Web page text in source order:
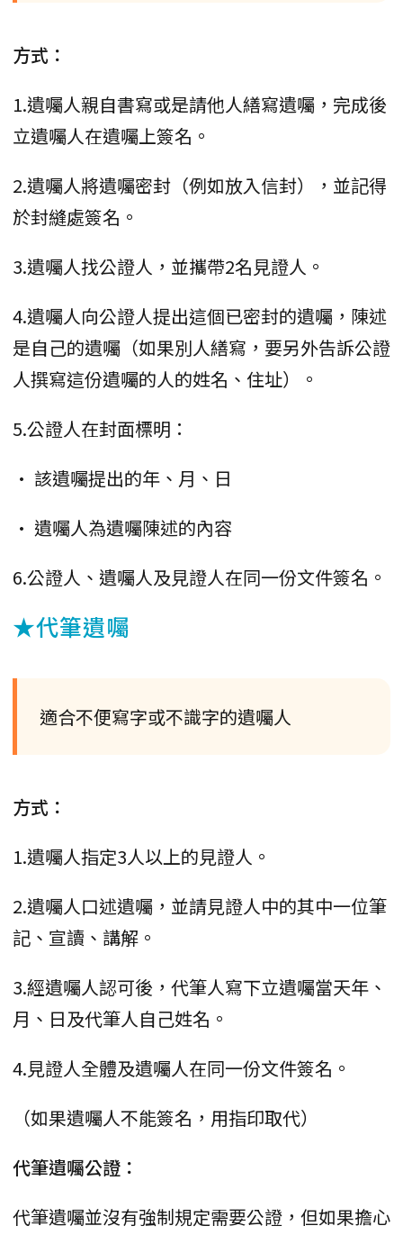
方式：
1.遺囑人親自書寫或是請他人繕寫遺囑，完成後
立遺囑人在遺囑上簽名。
2.遺囑人將遺囑密封（例如放入信封），並記得
於封縫處簽名。
3.遺囑人找公證人，並攜帶2名見證人。
4.遺囑人向公證人提出這個已密封的遺囑，陳述
是自己的遺囑（如果別人繕寫，要另外告訴公證
人撰寫這份遺囑的人的姓名、住址）。
5.公證人在封面標明：
• 該遺囑提出的年、月、日
• 遺囑人為遺囑陳述的內容
6.公證人、遺囑人及見證人在同一份文件簽名。
★代筆遺囑
適合不便寫字或不識字的遺囑人
方式：
1.遺囑人指定3人以上的見證人。
2.遺囑人口述遺囑，並請見證人中的其中一位筆
記、宣讀、講解。
3.經遺囑人認可後，代筆人寫下立遺囑當天年、
月、日及代筆人自己姓名。
4.見證人全體及遺囑人在同一份文件簽名。
（如果遺囑人不能簽名，用指印取代）
代筆遺囑公證：
代筆遺囑並沒有強制規定需要公證，但如果擔心